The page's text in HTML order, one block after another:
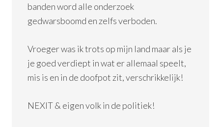
banden word alle onderzoek
gedwarsboomd en zelfs verboden.
Vroeger was ik trots op mijn land maar als je
je goed verdiept in wat er allemaal speelt,
mis is en in de doofpot zit, verschrikkelijk!
NEXIT & eigen volk in de politiek!